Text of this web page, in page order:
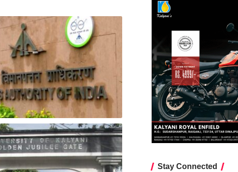
Stay Connected